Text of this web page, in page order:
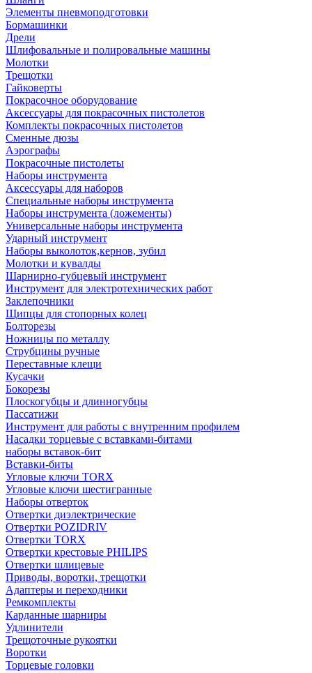
Элементы пневмоподготовки
Бормашинки
Дрели
Шлифовальные и полировальные машины
Молотки
Трещотки
Гайковерты
Покрасочное оборудование
Аксессуары для покрасочных пистолетов
Комплекты покрасочных пистолетов
Сменные дюзы
Аэрографы
Покрасочные пистолеты
Наборы инструмента
Аксессуары для наборов
Специальные наборы инструмента
Наборы инструмента (ложементы)
Универсальные наборы инструмента
Ударный инструмент
Наборы выколоток,кернов, зубил
Молотки и кувалды
Шарнирно-губцевый инструмент
Инструмент для электротехнических работ
Заклепочники
Щипцы для стопорных колец
Болторезы
Ножницы по металлу
Струбцины ручные
Переставные клещи
Кусачки
Бокорезы
Плоскогубцы и длинногубцы
Пассатижи
Инструмент для работы с внутренним профилем
Насадки торцевые с вставками-битами
наборы вставок-бит
Вставки-биты
Угловые ключи TORX
Угловые ключи шестигранные
Наборы отверток
Отвертки диэлектрические
Отвертки POZIDRIV
Отвертки TORX
Отвертки крестовые PHILIPS
Отвертки шлицевые
Приводы, воротки, трещотки
Адаптеры и переходники
Ремкомплекты
Карданные шарниры
Удлинители
Трещоточные рукоятки
Воротки
Торцевые головки